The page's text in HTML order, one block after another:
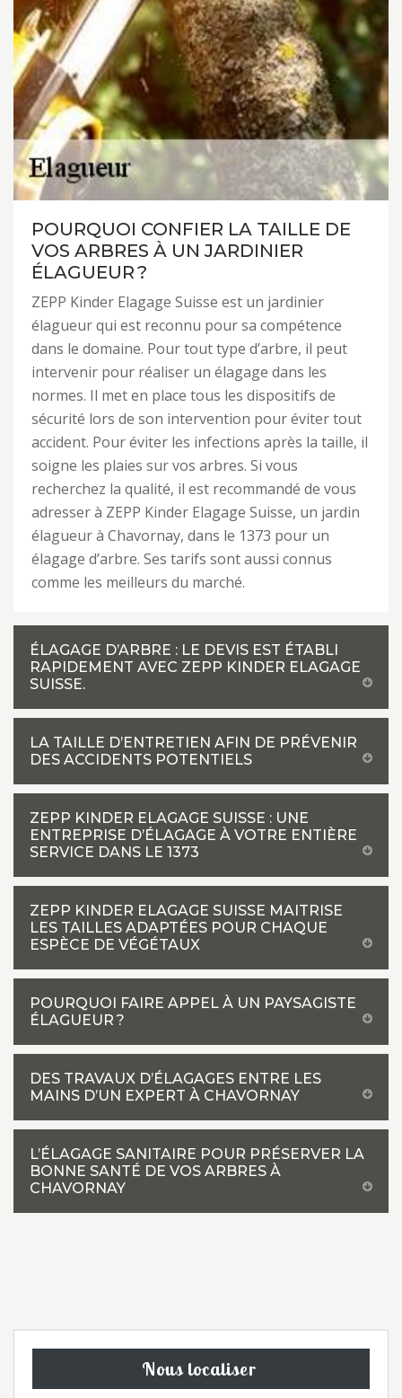
POURQUOI CONFIER LA TAILLE DE
VOS ARBRES À UN JARDINIER
ÉLAGUEUR ?
ZEPP Kinder Elagage Suisse est un jardinier
élagueur qui est reconnu pour sa compétence
dans le domaine. Pour tout type d’arbre, il peut
intervenir pour réaliser un élagage dans les
normes. Il met en place tous les dispositifs de
sécurité lors de son intervention pour éviter tout
accident. Pour éviter les infections après la taille, il
soigne les plaies sur vos arbres. Si vous
recherchez la qualité, il est recommandé de vous
adresser à ZEPP Kinder Elagage Suisse, un jardin
élagueur à Chavornay, dans le 1373 pour un
élagage d’arbre. Ses tarifs sont aussi connus
comme les meilleurs du marché.
ÉLAGAGE D’ARBRE : LE DEVIS EST ÉTABLI
RAPIDEMENT AVEC ZEPP KINDER ELAGAGE
SUISSE.
LA TAILLE D’ENTRETIEN AFIN DE PRÉVENIR
DES ACCIDENTS POTENTIELS
ZEPP KINDER ELAGAGE SUISSE : UNE
ENTREPRISE D’ÉLAGAGE À VOTRE ENTIÈRE
SERVICE DANS LE 1373
ZEPP KINDER ELAGAGE SUISSE MAITRISE
LES TAILLES ADAPTÉES POUR CHAQUE
ESPÈCE DE VÉGÉTAUX
POURQUOI FAIRE APPEL À UN PAYSAGISTE
ÉLAGUEUR ?
DES TRAVAUX D’ÉLAGAGES ENTRE LES
MAINS D’UN EXPERT À CHAVORNAY
L’ÉLAGAGE SANITAIRE POUR PRÉSERVER LA
BONNE SANTÉ DE VOS ARBRES À
CHAVORNAY
Nous localiser